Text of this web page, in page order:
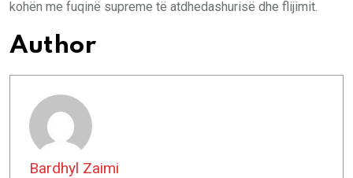
kohën me fuqinë supreme të atdhedashurisë dhe flijimit.
Author
Bardhyl Zaimi